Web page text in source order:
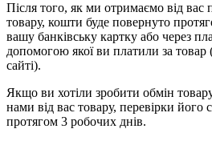
Після того, як ми отримаємо від вас
товару, кошти буде повернуто
вашу банківську картку або через
допомогою якої ви платили за товар
сайті).
Якщо ви хотіли зробити обмін
нами від вас товару, перевірки його
протягом 3 робочих днів.